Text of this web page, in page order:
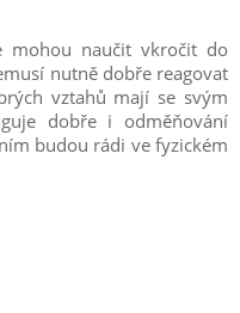
mohou naučit vkročit do
nutně dobře reagovat
vztahů mají se svým
dobře i odměňování
budou rádi ve fyzickém